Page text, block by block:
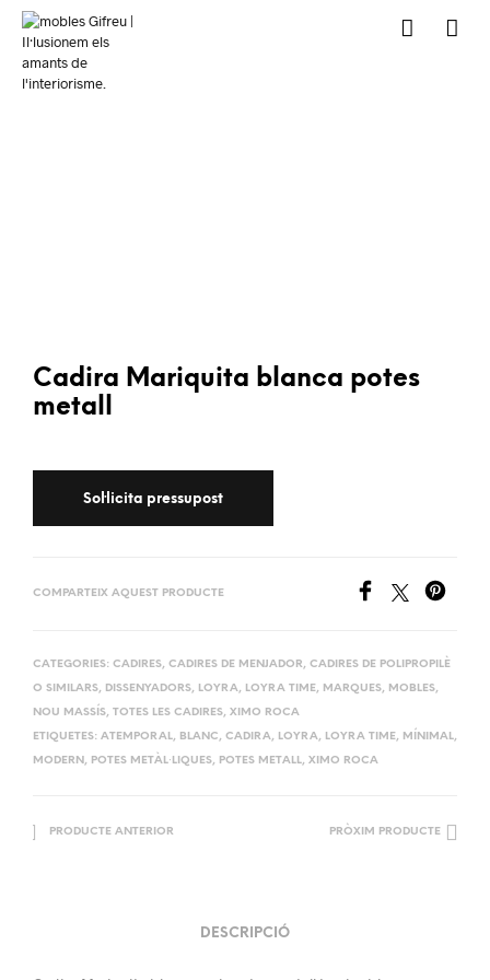
Cadira Mariquita blanca potes
metall
COMPARTEIX AQUEST PRODUCTE
CATEGORIES: CADIRES, CADIRES DE MENJADOR, CADIRES DE POLIPROPILÈ
O SIMILARS, DISSENYADORS, LOYRA, LOYRA TIME, MARQUES, MOBLES,
NOU MASSÍS, TOTES LES CADIRES, XIMO ROCA
ETIQUETES: ATEMPORAL, BLANC, CADIRA, LOYRA, LOYRA TIME, MÍNIMAL,
MODERN , POTES METÀL·LIQUES, POTES METALL, XIMO ROCA
PRODUCTE ANTERIOR PRÒXIM PRODUCTE
DESCRIPCIÓ